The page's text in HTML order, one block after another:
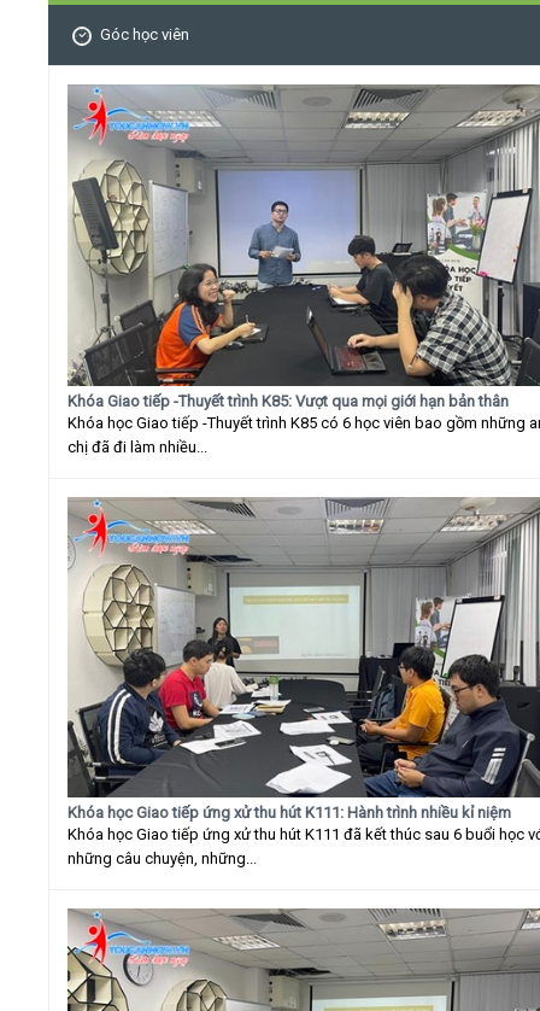
Góc học viên
Khóa Giao tiếp -Thuyết trình K85: Vượt qua mọi giới hạn bản thân
Khóa học Giao tiếp -Thuyết trình K85 có 6 học viên bao gồm những
chị đã đi làm nhiều...
Khóa học Giao tiếp ứng xử thu hút K111: Hành trình nhiều kỉ niệm
Khóa học Giao tiếp ứng xử thu hút K111 đã kết thúc sau 6 buổi học
những câu chuyện, những...